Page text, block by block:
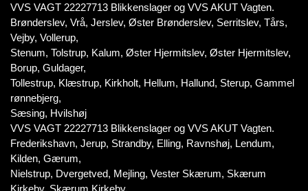
VVS VAGT 22227713 Blikkenslager og VVS AKUT Vagten.
Brønderslev, Vrå, Jerslev, Øster Brønderslev, Serritslev, Tårs,
Vejby, Vollerup,
Stenum, Tolstrup, Kalum, Øster Hjermitslev, Øster Hjermitslev,
Borup, Guldager,
Tollestrup, Klæstrup, Kirkholt, Hellum, Hallund, Sterup, Gammel
rønnebjerg,
Sæsing, Hvilshøj
VVS VAGT 22227713 Blikkenslager og VVS AKUT Vagten.
Frederikshavn, Jerup, Strandby, Elling, Ravnshøj, Lendum,
Kilden, Gærum,
Nielstrup, Dvergetved, Mejling, Vester Skærum, Skærum
Kirkeby, Skærum Kirkeby,